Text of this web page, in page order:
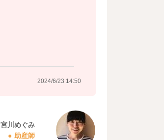
2024/6/23 14:50
宮川めぐみ
助産師